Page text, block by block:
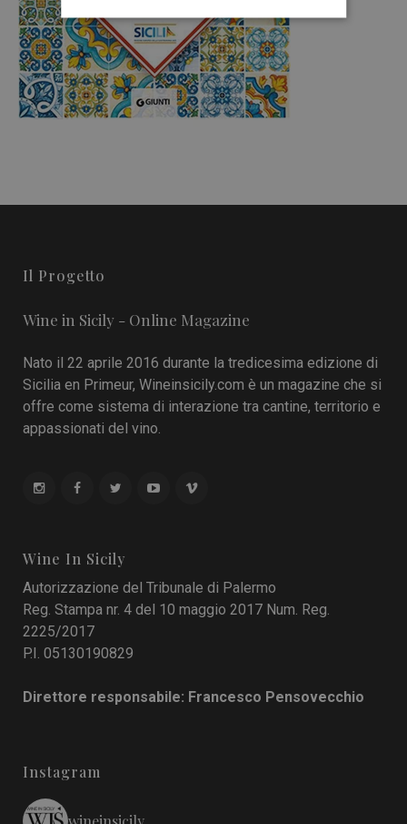
Il Progetto
Wine in Sicily - Online Magazine
Nato il 22 aprile 2016 durante la tredicesima edizione di
Sicilia en Primeur, Wineinsicily.com è un magazine che si
offre come sistema di interazione tra cantine, territorio e
appassionati del vino.
Wine In Sicily
Autorizzazione del Tribunale di Palermo
Reg. Stampa nr. 4 del 10 maggio 2017 Num. Reg.
2225/2017
P.I. 05130190829
Direttore responsabile: Francesco Pensovecchio
Instagram